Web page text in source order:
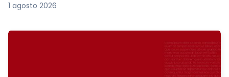
1 agosto 2026